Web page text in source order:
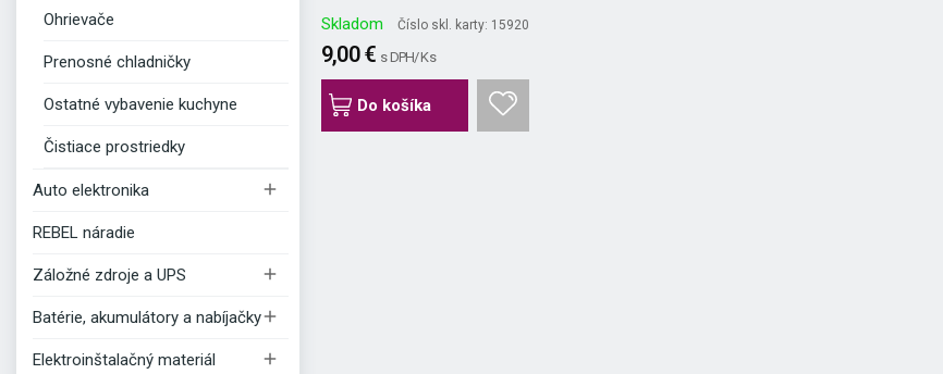
Ohrievače
Prenosné chladničky
Ostatné vybavenie kuchyne
Čistiace prostriedky
Auto elektronika 
REBEL náradie
Záložné zdroje a UPS 
Batérie, akumulátory a nabíjačky
Elektroinštalačný materiál 
Skladom Číslo skl. karty: 15920
9,00 € s DPH/ Ks
Do košíka